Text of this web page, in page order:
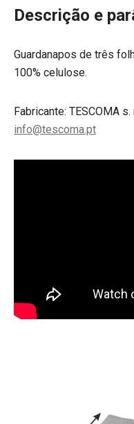
Descrição e
Guardanapos de três
100% celulose.
Fabricante: TESCOMA
info@tescoma.pt